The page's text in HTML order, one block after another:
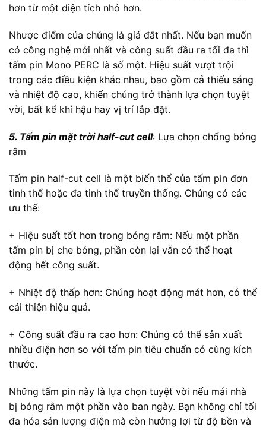
hơn từ một diện tích nhỏ hơn.
Nhược điểm của chúng là giá đắt nhất. Nếu bạn muốn
có công nghệ mới nhất và công suất đầu ra tối đa thì
tấm pin Mono PERC là số một. Hiệu suất vượt trội
trong các điều kiện khác nhau, bao gồm cả thiếu sáng
và nhiệt độ cao, khiến chúng trở thành lựa chọn tuyệt
vời, bất kể khí hậu hay vị trí lắp đặt.
5. Tấm pin mặt trời half-cut cell: Lựa chọn chống bóng
râm
Tấm pin half-cut cell là một biến thể của tấm pin đơn
tinh thể hoặc đa tinh thể truyền thống. Chúng có các
ưu thế:
+ Hiệu suất tốt hơn trong bóng râm: Nếu một phần
tấm pin bị che bóng, phần còn lại vẫn có thể hoạt
động hết công suất.
+ Nhiệt độ thấp hơn: Chúng hoạt động mát hơn, có thể
cải thiện hiệu quả.
+ Công suất đầu ra cao hơn: Chúng có thể sản xuất
nhiều điện hơn so với tấm pin tiêu chuẩn có cùng kích
thước.
Những tấm pin này là lựa chọn tuyệt vời nếu mái nhà
bị bóng râm một phần vào ban ngày. Bạn không chỉ tối
đa hóa sản lượng điện mà còn hưởng lợi từ độ bền và